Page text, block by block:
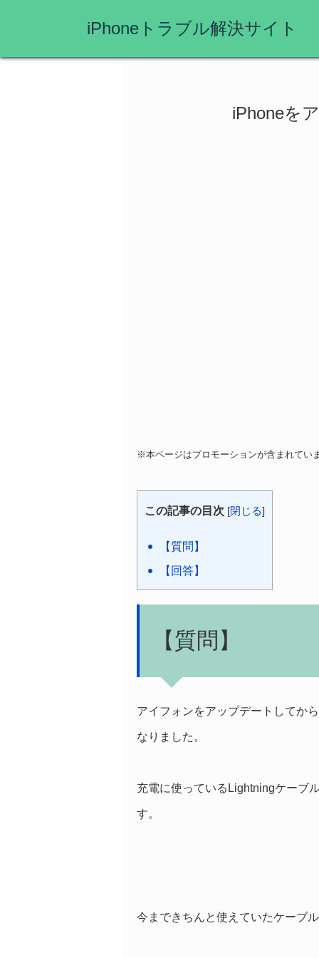
iPhoneトラブル解決サイト
iPhoneを
※本ページはプロモーションが含まれてい
この記事の目次 [閉じる]
【質問】
【回答】
【質問】
アイフォンをアップデートしてか
なりました。
充電に使っているLightningケーブ
す。
今まできちんと使えていたケーブ